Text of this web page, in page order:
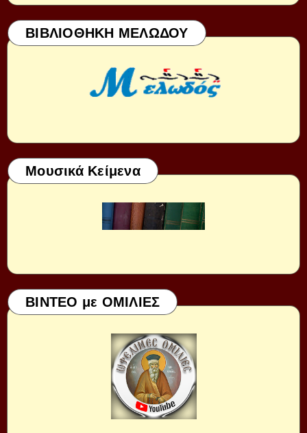
ΒΙΒΛΙΟΘΗΚΗ ΜΕΛΩΔΟΥ
Μουσικά Κείμενα
ΒΙΝΤΕΟ με ΟΜΙΛΙΕΣ